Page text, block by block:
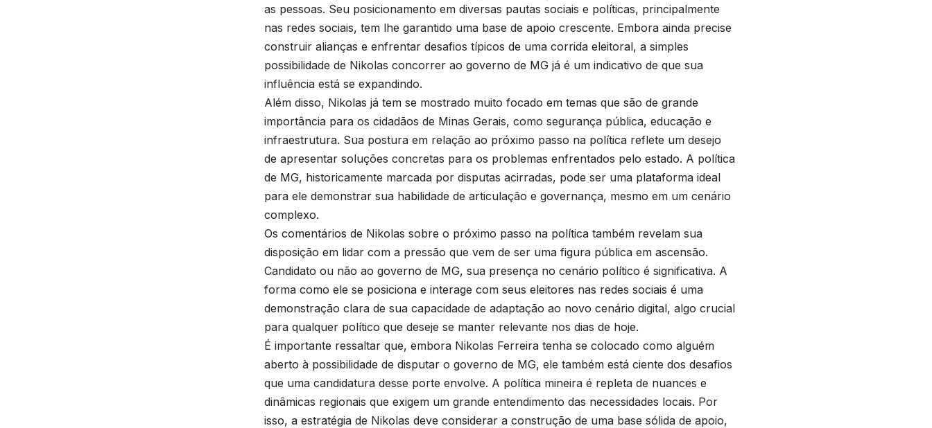
as pessoas. Seu posicionamento em diversas pautas sociais e políticas, principalmente
nas redes sociais, tem lhe garantido uma base de apoio crescente. Embora ainda precise
construir alianças e enfrentar desafios típicos de uma corrida eleitoral, a simples
possibilidade de Nikolas concorrer ao governo de MG já é um indicativo de que sua
influência está se expandindo.
Além disso, Nikolas já tem se mostrado muito focado em temas que são de grande
importância para os cidadãos de Minas Gerais, como segurança pública, educação e
infraestrutura. Sua postura em relação ao próximo passo na política reflete um desejo
de apresentar soluções concretas para os problemas enfrentados pelo estado. A política
de MG, historicamente marcada por disputas acirradas, pode ser uma plataforma ideal
para ele demonstrar sua habilidade de articulação e governança, mesmo em um cenário
complexo.
Os comentários de Nikolas sobre o próximo passo na política também revelam sua
disposição em lidar com a pressão que vem de ser uma figura pública em ascensão.
Candidato ou não ao governo de MG, sua presença no cenário político é significativa. A
forma como ele se posiciona e interage com seus eleitores nas redes sociais é uma
demonstração clara de sua capacidade de adaptação ao novo cenário digital, algo crucial
para qualquer político que deseje se manter relevante nos dias de hoje.
É importante ressaltar que, embora Nikolas Ferreira tenha se colocado como alguém
aberto à possibilidade de disputar o governo de MG, ele também está ciente dos desafios
que uma candidatura desse porte envolve. A política mineira é repleta de nuances e
dinâmicas regionais que exigem um grande entendimento das necessidades locais. Por
isso, a estratégia de Nikolas deve considerar a construção de uma base sólida de apoio,